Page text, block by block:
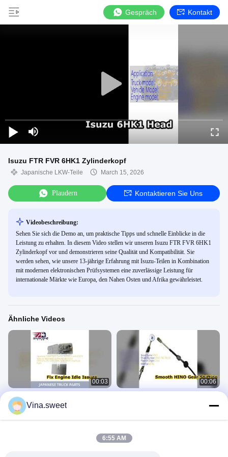
Gespräch Kontakt
Isuzu FTR FVR 6HK1 Zylinderkopf
Japanische LKW-Teile March 15, 2026
Plaudern Kontaktieren Sie Uns
Videobeschreibung:
Sehen Sie sich die Demo an, um praktische Tipps und schnelle Einblicke in die
Leistung zu erhalten. In diesem Video stellen wir unseren Isuzu FTR FVR 6HK1
Zylinderkopf vor und demonstrieren seine Qualität und Kompatibilität. Sie
werden sehen, wie unsere 13-jährige Erfahrung mit Isuzu-Teilen in Kombination
mit modernen elektronischen Prüfsystemen eine zuverlässige Leistung für
internationale Märkte wie Europa, den Nahen Osten und Afrika gewährleistet.
Ähnliche Videos
00:03
Denso SCV-Ventil 294200 0650 für
Isuzu Hino LKW-Teile
Japanische LKW-Teile
00:06
Vina.sweet
6:55 AM